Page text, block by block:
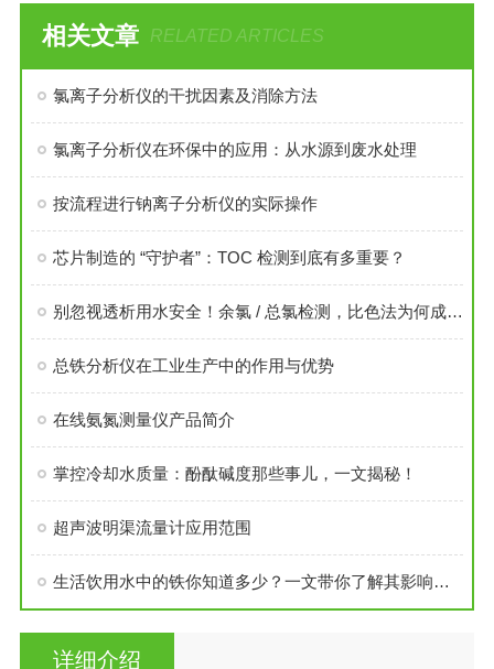
相关文章 RELATED ARTICLES
氯离子分析仪的干扰因素及消除方法
氯离子分析仪在环保中的应用：从水源到废水处理
按流程进行钠离子分析仪的实际操作
芯片制造的 “守护者”：TOC 检测到底有多重要？
别忽视透析用水安全！余氯 / 总氯检测，比色法为何成为优选？
总铁分析仪在工业生产中的作用与优势
在线氨氮测量仪产品简介
掌控冷却水质量：酚酞碱度那些事儿，一文揭秘！
超声波明渠流量计应用范围
生活饮用水中的铁你知道多少？一文带你了解其影响及检测方法
详细介绍